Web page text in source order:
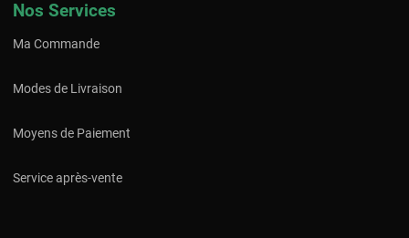
Nos Services
Ma Commande
Modes de Livraison
Moyens de Paiement
Service après-vente